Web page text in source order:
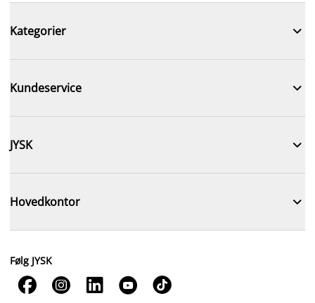
Kategorier 
Kundeservice 
JYSK 
Hovedkontor 
Følg JYSK
    